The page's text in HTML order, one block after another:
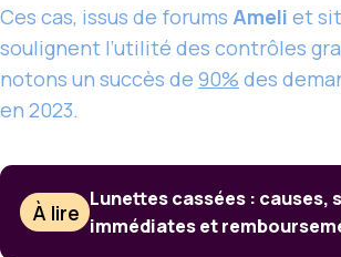
Ces cas, issus de forums Ameli et
soulignent l’utilité des contrôles
notons un succès de 90% des
en 2023.
À lire
Lunettes cassées : causes,
immédiates et